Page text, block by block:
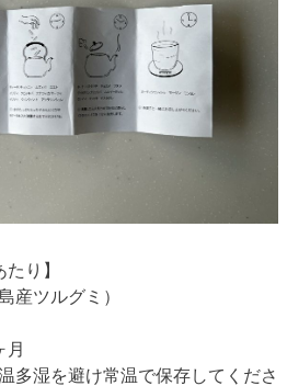
り】
産ツルグミ）
月
多湿を避け常温で保存してくださ